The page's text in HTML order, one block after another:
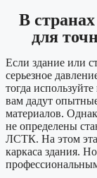
В
для
Если здание или
серьезное
тогда
вам дадут
материалов.
не определены
ЛСТК. На этом
каркаса здания.